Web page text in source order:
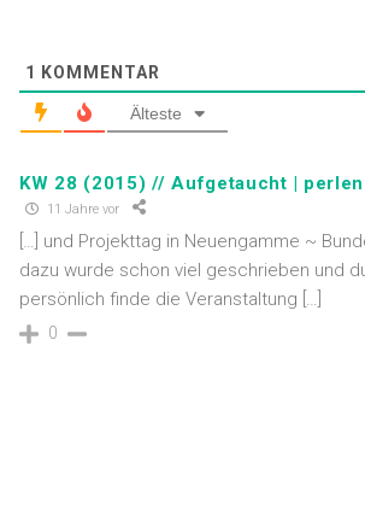
1 KOMMENTAR
Älteste
KW 28 (2015) // Aufgetaucht |
11 Jahre vor
[…] und Projekttag in Neuengamme ~
dazu wurde schon viel geschrieben und
persönlich finde die Veranstaltung […]
0